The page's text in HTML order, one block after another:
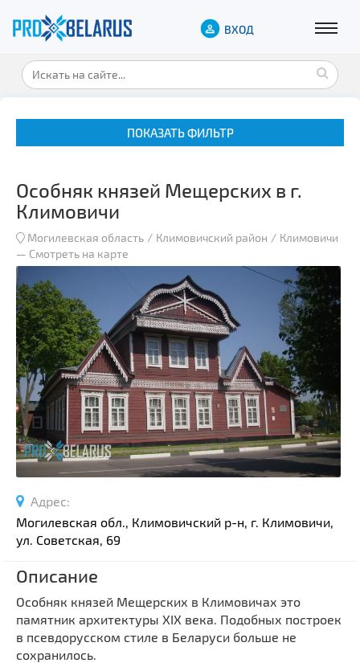
ВХОД
ПОКАЗАТЬ ФИЛЬТР
Замки и дворцы
Военная история
Гражданская архитектура
Спортивные сооружения
Производства
Ратуши
Родовые усадьбы
Садово-парковая архитектура
Озера и водоемы
Памятники
Памятники геодезии
Памятники природы
Памятники известным людям
Церкви
Выберите район
Выберите населенный пункт
Особняк князей Мещерских в г.
Климовичи
Могилевская область Климовичский район
Климовичи
— Смотреть на карте
Адрес:
Могилевская обл., Климовичский р-н, г. Климовичи,
ул. Советская, 69
Описание
Особняк князей Мещерских в Климовичах это
памятник архитектуры XIX века. Подобных построек
в псевдорусском стиле в Беларуси больше не
сохранилось.